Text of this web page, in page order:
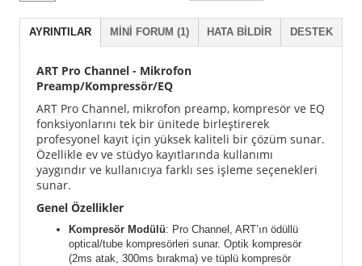
AYRINTILAR MINI FORUM (1) HATA BILDIR DESTEK
ART Pro Channel - Mikrofon
Preamp/Kompressör/EQ
ART Pro Channel, mikrofon preamp, kompresör ve EQ
fonksiyonlarını tek bir ünitede birleştirerek
profesyonel kayıt için yüksek kaliteli bir çözüm sunar.
Özellikle ev ve stüdyo kayıtlarında kullanımı
yaygındır ve kullanıcıya farklı ses işleme seçenekleri
sunar.
Genel Özellikler
Kompresör Modülü: Pro Channel, ART’ın ödüllü
optical/tube kompresörleri sunar. Optik kompresör
(2ms atak, 300ms bırakma) ve tüplü kompresör